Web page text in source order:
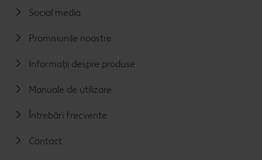
Social media
Promisiunile noastre
Informații despre produse
Manuale de utilizare
Întrebări frecvente
Contact